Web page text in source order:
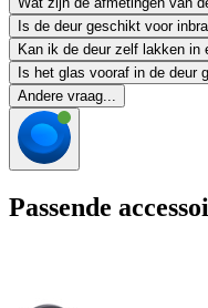
Is de deur geschikt voor
Kan ik de deur zelf lakken in
Is het glas vooraf in de deur
Andere vraag...
Passende